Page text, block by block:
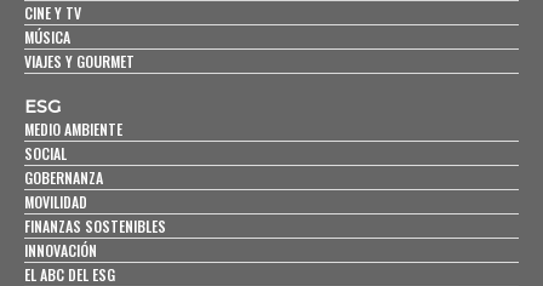
CINE Y TV
MÚSICA
VIAJES Y GOURMET
ESG
MEDIO AMBIENTE
SOCIAL
GOBERNANZA
MOVILIDAD
FINANZAS SOSTENIBLES
INNOVACIÓN
EL ABC DEL ESG